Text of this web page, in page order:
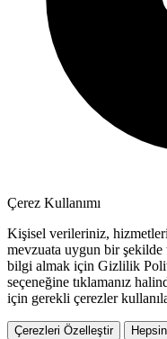
Çerez Kullanımı
Kişisel verileriniz,
mevzuata uygun bir
bilgi almak için Gizlilik
seçeneğine tıklamanız
için gerekli çerezler
Çerezleri Özelleştir